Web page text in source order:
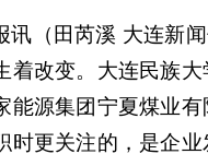
讯（田芮溪 大连新
着改变。大连民族
能源集团宁夏煤业
时更关注的，是企